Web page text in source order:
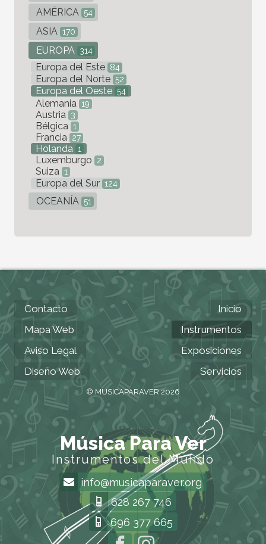
AMÉRICA 54
ASIA 170
EUROPA 314
Europa del Este 84
Europa del Norte 52
Europa del Oeste 54
Alemania 19
Austria 3
Bélgica 1
Francia 27
Holanda 1
Luxemburgo 2
Suiza 1
Europa del Sur 124
OCEANÍA 51
Contacto
Mapa Web
Aviso Legal
Diseño Web
Inicio
Instrumentos
Exposiciones
Servicios
© MUSICAPARAVER 2026
Música Para Ver
Instrumentos del Mundo
info@musicaparaver.org
628 267 746
696 377 665